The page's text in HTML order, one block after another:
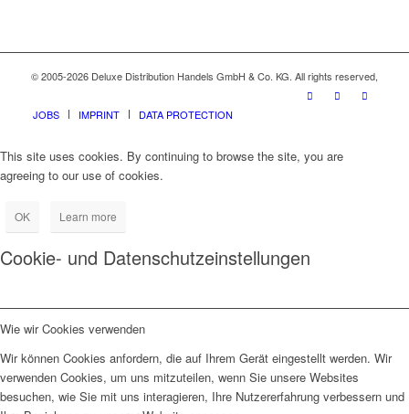
© 2005-2026 Deluxe Distribution Handels GmbH & Co. KG. All rights reserved,
JOBS IMPRINT DATA PROTECTION
This site uses cookies. By continuing to browse the site, you are
agreeing to our use of cookies.
OK Learn more
Cookie- und Datenschutzeinstellungen
Wie wir Cookies verwenden
Wir können Cookies anfordern, die auf Ihrem Gerät eingestellt werden. Wir
verwenden Cookies, um uns mitzuteilen, wenn Sie unsere Websites
besuchen, wie Sie mit uns interagieren, Ihre Nutzererfahrung verbessern und